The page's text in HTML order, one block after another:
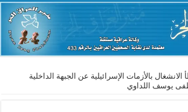
الانشغال بالأزمات الإسرائيلية عن الجبهة الداخلية
يوسف اللداوي